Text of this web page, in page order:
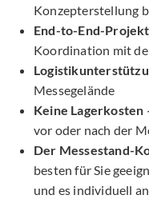
Konzepterstellung
End-to-End-
Koordination mit
Messegelände
Keine Lagerkosten
vor oder nach der
Der Messestand-
besten für Sie
und es individuell